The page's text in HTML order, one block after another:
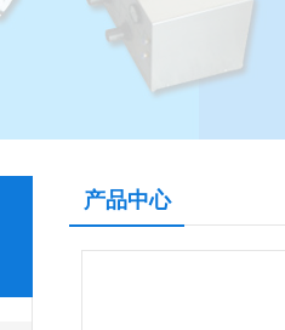
产品中心